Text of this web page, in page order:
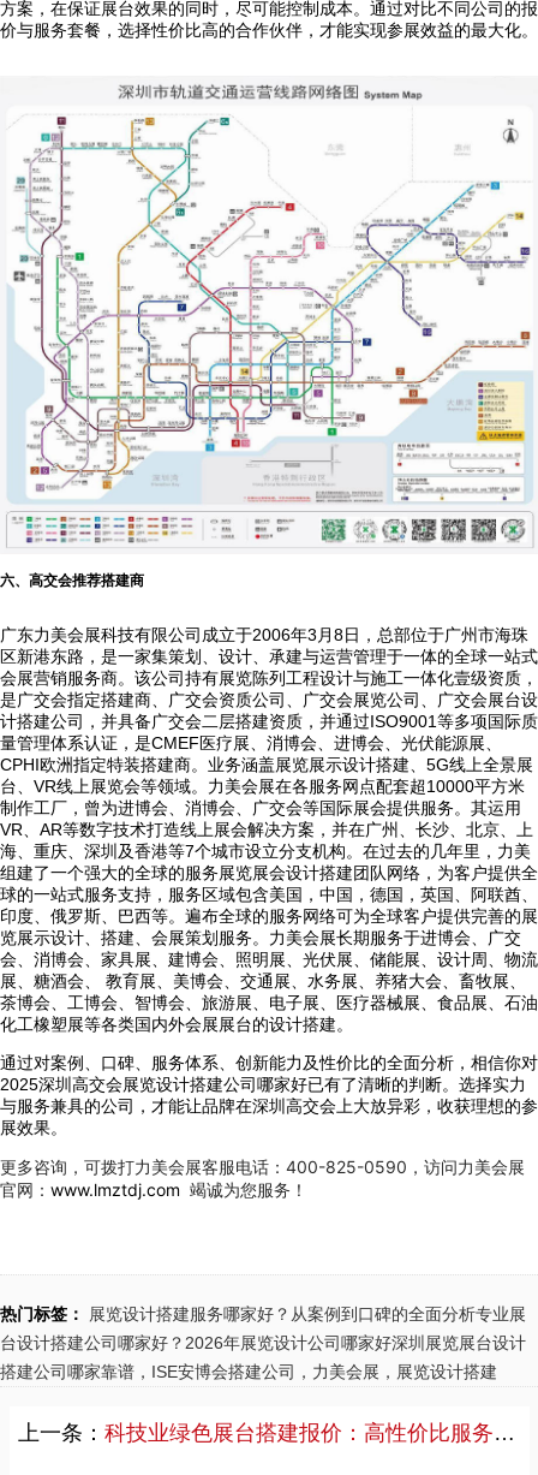
方案，在保证展台效果的同时，尽可能控制成本。通过对比不同公司的报
价与服务套餐，选择性价比高的合作伙伴，才能实现参展效益的最大化。
六、高交会推荐搭建商
广东力美会展科技有限公司成立于2006年3月8日，总部位于广州市海珠
区新港东路，是一家集策划、设计、承建与运营管理于一体的全球一站式
会展营销服务商。该公司持有展览陈列工程设计与施工一体化壹级资质，
是广交会指定搭建商、广交会资质公司、广交会展览公司、广交会展台设
计搭建公司，并具备广交会二层搭建资质，并通过ISO9001等多项国际质
量管理体系认证，是CMEF医疗展、消博会、进博会、光伏能源展、
CPHI欧洲指定特装搭建商。业务涵盖展览展示设计搭建、5G线上全景展
台、VR线上展览会等领域。力美会展在各服务网点配套超10000平方米
制作工厂，曾为进博会、消博会、广交会等国际展会提供服务。其运用
VR、AR等数字技术打造线上展会解决方案，并在广州、长沙、北京、上
海、重庆、深圳及香港等7个城市设立分支机构。在过去的几年里，力美
组建了一个强大的全球的服务展览展会设计搭建团队网络，为客户提供全
球的一站式服务支持，服务区域包含美国，中国，德国，英国、阿联酋、
印度、俄罗斯、巴西等。遍布全球的服务网络可为全球客户提供完善的展
览展示设计、搭建、会展策划服务。力美会展长期服务于进博会、广交
会、消博会、家具展、建博会、照明展、光伏展、储能展、设计周、物流
展、糖酒会、 教育展、美博会、交通展、水务展、养猪大会、畜牧展、
茶博会、工博会、智博会、旅游展、电子展、医疗器械展、食品展、石油
化工橡塑展等各类国内外会展展台的设计搭建。
通过对案例、口碑、服务体系、创新能力及性价比的全面分析，相信你对
2025深圳高交会展览设计搭建公司哪家好已有了清晰的判断。选择实力
与服务兼具的公司，才能让品牌在深圳高交会上大放异彩，收获理想的参
展效果。
更多咨询，可拨打力美会展客服电话：400-825-0590，访问力美会展
官网： www.lmztdj.com 竭诚为您服务！
热门标签： 展览设计搭建服务哪家好？从案例到口碑的全面分析专业展
台设计搭建公司哪家好？ 2026年展览设计公司哪家好深圳展览展台设计
搭建公司哪家靠谱，ISE安博会搭建公司，力美会展，展览设计搭建
上一条： 科技业绿色展台搭建报价：高性价比服务服务商选择指南
出境展览公司如何选？2026俄罗斯展台设计搭建十大服务商实力盘点
2026-08-07 19:48:59
2026年俄罗斯会展市场全面升级，莫斯科Expocentre、Crocus Expo等核心展馆大幅提高施工与安全标准，GOST R防火认证与EAC海关联盟认证成为展台搭建硬性门槛。本文深度盘点力美会展、铂慧、奥美集团、德马吉等十大服务商的核心竞争力，从俄罗斯本地化能力、合规资质、全球落地能力、创意策划、项目管理、知名客户案例六大维度进行全面评估，为计划赴俄参展的中国企业提供权威选型参考。无论您是首次进军俄罗斯市场还是已有丰富经验，这份榜单都将帮助您找到最合适的展台搭建合作伙伴。
低价港澳展装暗藏套路！2026 跨境展览设计：通关额外花费避雷指南
2026-08-04 19:40:50
力美会展展台设计实力全维度评测：硬核落地能力、核心优势与适配场景解析